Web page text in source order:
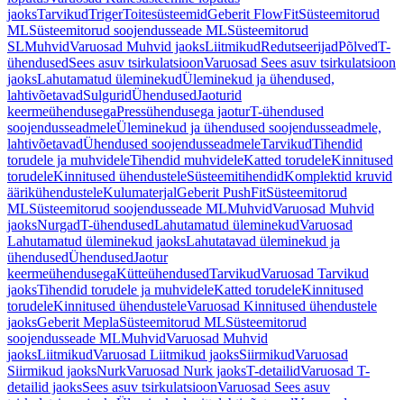
jaoksTarvikudTrigerToitesüsteemidGeberit FlowFitSüsteemitorud
MLSüsteemitorud soojendusseade MLSüsteemitorud
SLMuhvidVaruosad Muhvid jaoksLiitmikudRedutseerijadPõlvedT-
ühendusedSees asuv tsirkulatsioonVaruosad Sees asuv tsirkulatsioon
jaoksLahutamatud üleminekudÜleminekud ja ühendused,
lahtivõetavadSulguridÜhendusedJaoturid
keermeühendusegaPressühendusega jaoturT-ühendused
soojendusseadmeleÜleminekud ja ühendused soojendusseadmele,
lahtivõetavadÜhendused soojendusseadmeleTarvikudTihendid
torudele ja muhvideleTihendid muhvideleKatted torudeleKinnitused
torudeleKinnitused ühendusteleSüsteemitihendidKomplektid kruvid
äärikühendusteleKulumaterjalGeberit PushFitSüsteemitorud
MLSüsteemitorud soojendusseade MLMuhvidVaruosad Muhvid
jaoksNurgadT-ühendusedLahutamatud üleminekudVaruosad
Lahutamatud üleminekud jaoksLahutatavad üleminekud ja
ühendusedÜhendusedJaotur
keermeühendusegaKütteühendusedTarvikudVaruosad Tarvikud
jaoksTihendid torudele ja muhvideleKatted torudeleKinnitused
torudeleKinnitused ühendusteleVaruosad Kinnitused ühendustele
jaoksGeberit MeplaSüsteemitorud MLSüsteemitorud
soojendusseade MLMuhvidVaruosad Muhvid
jaoksLiitmikudVaruosad Liitmikud jaoksSiirmikudVaruosad
Siirmikud jaoksNurkVaruosad Nurk jaoksT-detailidVaruosad T-
detailid jaoksSees asuv tsirkulatsioonVaruosad Sees asuv